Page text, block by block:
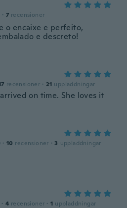
· 7 recensioner
o encaixe e perfeito,
e descreto!
recensioner · 21 uppladdningar
on time. She loves it
· 10 recensioner · 3 uppladdningar
· 4 recensioner · 1 uppladdningar